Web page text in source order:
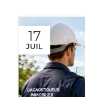
17
JUIL